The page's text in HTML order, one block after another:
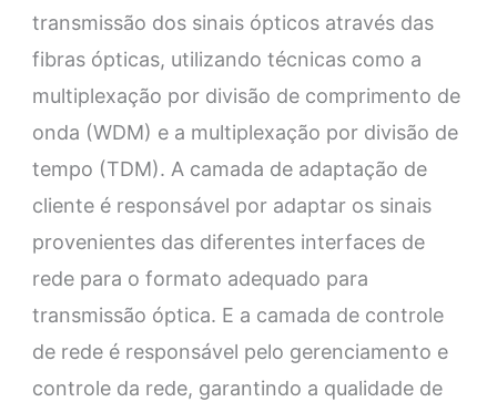
transmissão dos sinais ópticos através das
fibras ópticas, utilizando técnicas como a
multiplexação por divisão de comprimento de
onda (WDM) e a multiplexação por divisão de
tempo (TDM). A camada de adaptação de
cliente é responsável por adaptar os sinais
provenientes das diferentes interfaces de
rede para o formato adequado para
transmissão óptica. E a camada de controle
de rede é responsável pelo gerenciamento e
controle da rede, garantindo a qualidade de